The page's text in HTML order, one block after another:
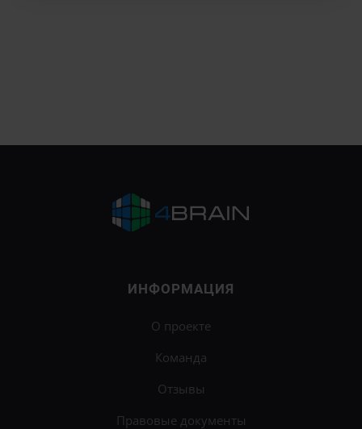
ИНФОРМАЦИЯ
О проекте
Команда
Отзывы
Правовые документы